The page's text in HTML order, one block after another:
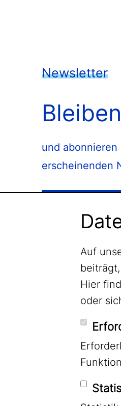
Newsletter
und
erscheinenden
Auf
Hier
oder